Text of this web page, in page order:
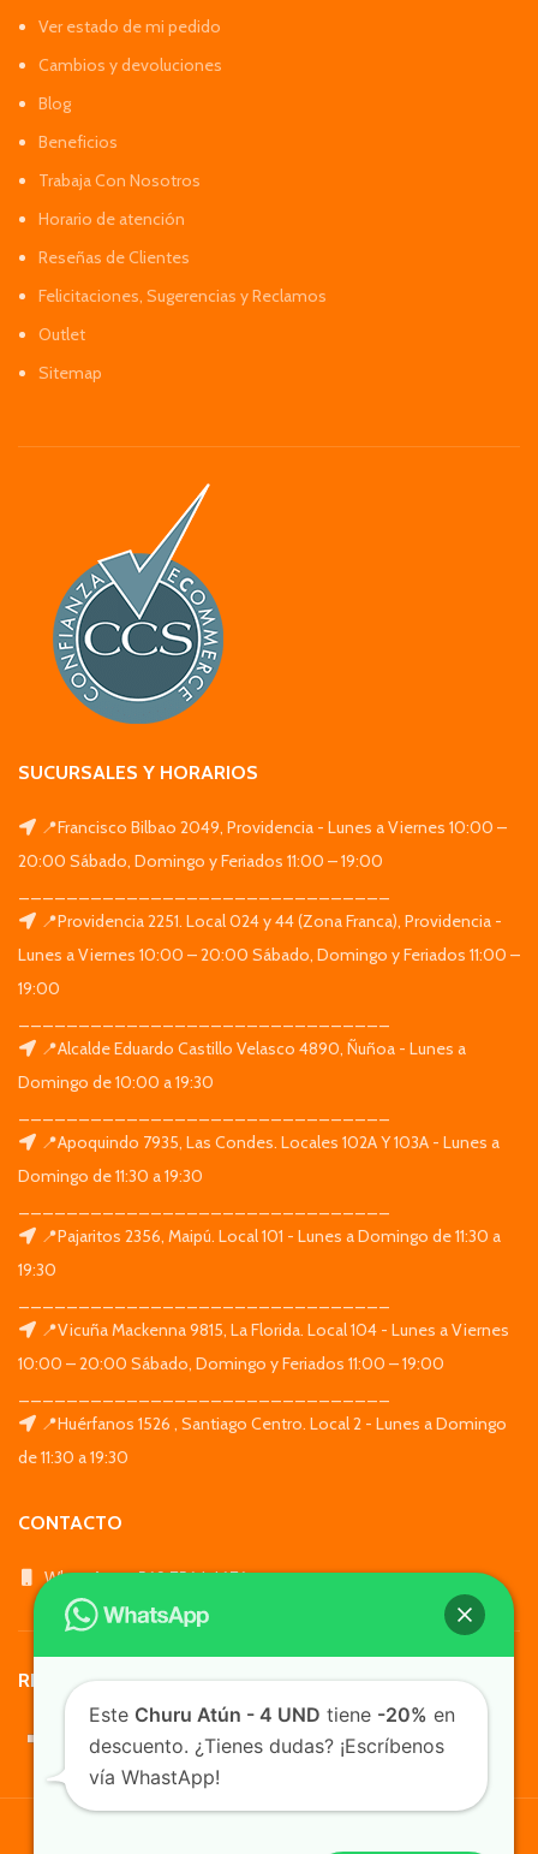
Ver estado de mi pedido
Cambios y devoluciones
Blog
Beneficios
Trabaja Con Nosotros
Horario de atención
Reseñas de Clientes
Felicitaciones, Sugerencias y Reclamos
Outlet
Sitemap
SUCURSALES Y HORARIOS
📍Francisco Bilbao 2049, Providencia - Lunes a Viernes 10:00 –
20:00 Sábado, Domingo y Feriados 11:00 – 19:00
📍Providencia 2251. Local 024 y 44 (Zona Franca), Providencia -
Lunes a Viernes 10:00 – 20:00 Sábado, Domingo y Feriados 11:00 –
19:00
📍Alcalde Eduardo Castillo Velasco 4890, Ñuñoa - Lunes a
Domingo de 10:00 a 19:30
📍Apoquindo 7935, Las Condes. Locales 102A Y 103A - Lunes a
Domingo de 11:30 a 19:30
📍Pajaritos 2356, Maipú. Local 101 - Lunes a Domingo de 11:30 a
19:30
📍Vicuña Mackenna 9815, La Florida. Local 104 - Lunes a Viernes
10:00 – 20:00 Sábado, Domingo y Feriados 11:00 – 19:00
📍Huérfanos 1526 , Santiago Centro. Local 2 - Lunes a Domingo
de 11:30 a 19:30
CONTACTO
WhatsApp: +569 7564 4676
REDES SOCIALES
TusMascotas.cl
Este Churu Atún - 4 UND tiene -20% en
descuento. ¿Tienes dudas? ¡Escríbenos
vía WhastApp!